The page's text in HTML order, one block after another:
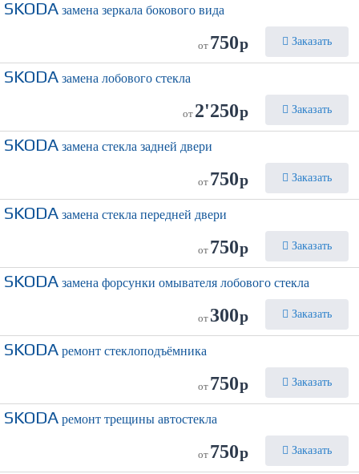
SKODA замена зеркала бокового вида
от 750р Заказать
SKODA замена лобового стекла
от 2'250р Заказать
SKODA замена стекла задней двери
от 750р Заказать
SKODA замена стекла передней двери
от 750р Заказать
SKODA замена форсунки омывателя лобового стекла
от 300р Заказать
SKODA ремонт стеклоподъёмника
от 750р Заказать
SKODA ремонт трещины автостекла
от 750р Заказать